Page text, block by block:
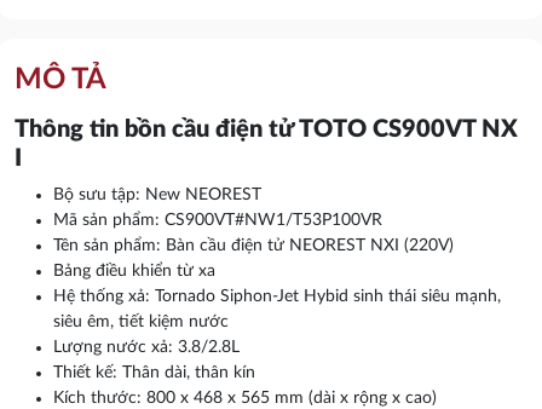
MÔ TẢ
Thông tin bồn cầu điện tử TOTO CS900VT NX
Bộ sưu tập: New NEOREST
Mã sản phẩm: CS900VT#NW1/T53P100VR
Tên sản phẩm: Bàn cầu điện tử NEOREST NXI (220V)
Bảng điều khiển từ xa
Hệ thống xả: Tornado Siphon-Jet Hybid sinh thái siêu mạnh,
siêu êm, tiết kiệm nước
Lượng nước xả: 3.8/2.8L
Thiết kế: Thân dài, thân kín
Kích thước: 800 x 468 x 565 mm (dài x rộng x cao)